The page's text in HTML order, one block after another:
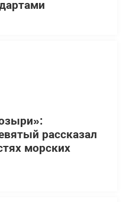
рассказал
морских